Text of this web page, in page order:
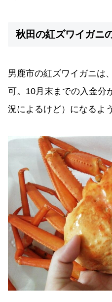
秋田の紅ズワイガニ
男鹿市の紅ズワイガニは
可。10月末までの入金分
況によるけど）になるよう